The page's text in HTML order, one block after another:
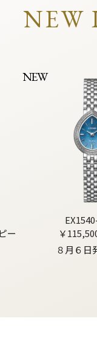
NEW
ー
NEW
￥
８月６日